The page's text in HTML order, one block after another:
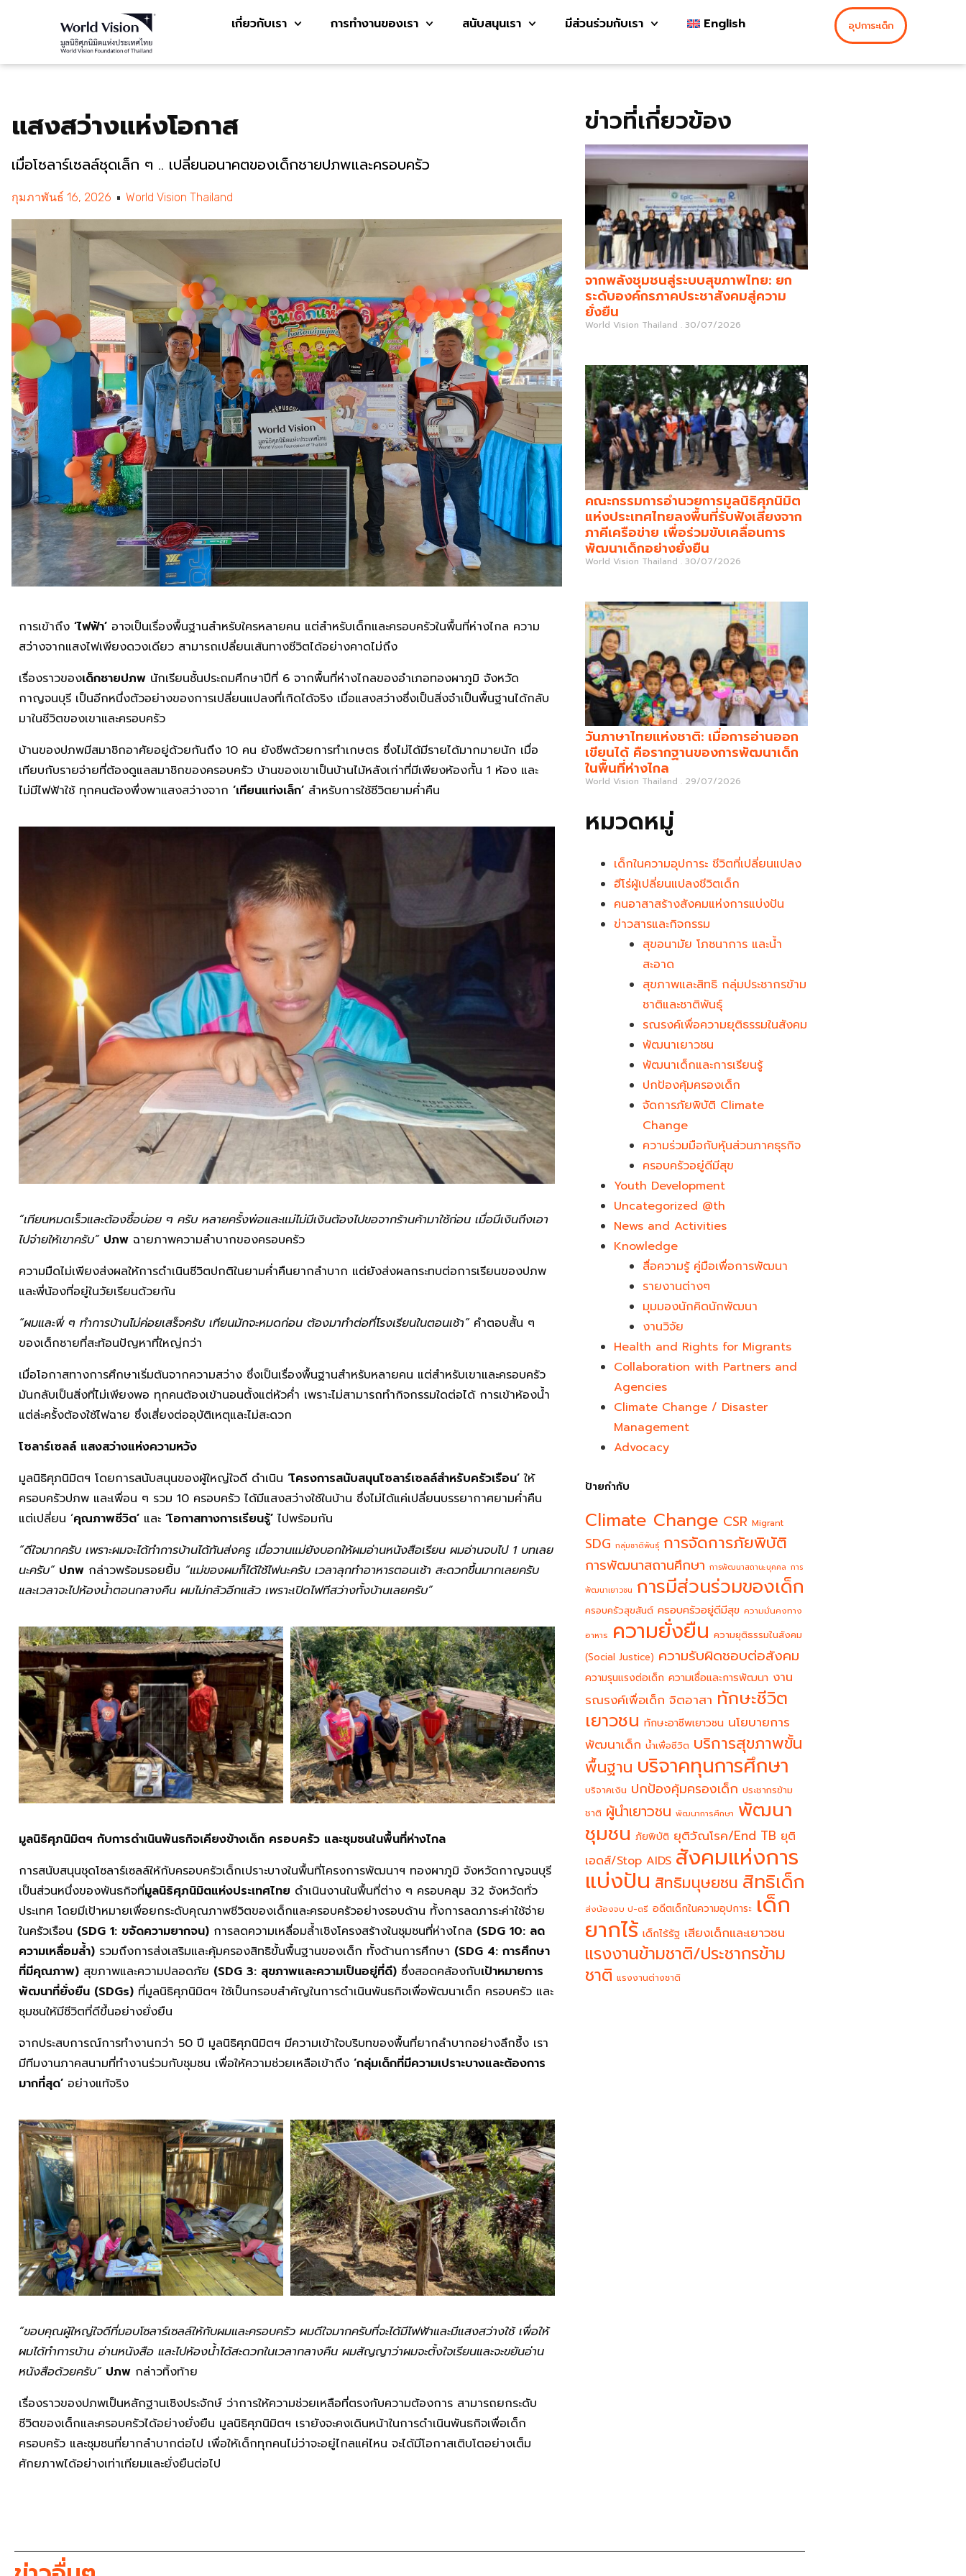
เกี่ยวกับเรา การทำงานของเรา สนับสนุนเรา มีส่วนร่วมกับเรา English อุปการะเด็ก
แสงสว่างแห่งโอกาส
เมื่อโซลาร์เซลล์ชุดเล็ก ๆ .. เปลี่ยนอนาคตของเด็กชายปภพและครอบครัว
กุมภาพันธ์ 16, 2026 World Vision Thailand
การเข้าถึง ‘ไฟฟ้า’ อาจเป็นเรื่องพื้นฐานสำหรับใครหลายคน แต่สำหรับเด็กและครอบครัวในพื้นที่ห่างไกล ความ
สว่างจากแสงไฟเพียงดวงเดียว สามารถเปลี่ยนเส้นทางชีวิตได้อย่างคาดไม่ถึง
เรื่องราวของเด็กชายปภพ นักเรียนชั้นประถมศึกษาปีที่ 6 จากพื้นที่ห่างไกลของอำเภอทองผาภูมิ จังหวัด
กาญจนบุรี เป็นอีกหนึ่งตัวอย่างของการเปลี่ยนแปลงที่เกิดได้จริง เมื่อแสงสว่างซึ่งเป็นสิ่งจำเป็นพื้นฐานได้กลับ
มาในชีวิตของเขาและครอบครัว
บ้านของปภพมีสมาชิกอาศัยอยู่ด้วยกันถึง 10 คน ยังชีพด้วยการทำเกษตร ซึ่งไม่ได้มีรายได้มากมายนัก เมื่อ
เทียบกับรายจ่ายที่ต้องดูแลสมาชิกของครอบครัว บ้านของเขาเป็นบ้านไม้หลังเก่าที่มีเพียงห้องกั้น 1 ห้อง และ
ไม่มีไฟฟ้าใช้ ทุกคนต้องพึ่งพาแสงสว่างจาก ‘เทียนแท่งเล็ก’ สำหรับการใช้ชีวิตยามค่ำคืน
“เทียนหมดเร็วและต้องซื้อบ่อย ๆ ครับ หลายครั้งพ่อและแม่ไม่มีเงินต้องไปขอจากร้านค้ามาใช้ก่อน เมื่อมีเงินถึงเอา
ไปจ่ายให้เขาครับ” ปภพ ฉายภาพความลำบากของครอบครัว
ความมืดไม่เพียงส่งผลให้การดำเนินชีวิตปกติในยามค่ำคืนยากลำบาก แต่ยังส่งผลกระทบต่อการเรียนของปภพ
และพี่น้องที่อยู่ในวัยเรียนด้วยกัน
“ผมและพี่ ๆ ทำการบ้านไม่ค่อยเสร็จครับ เทียนมักจะหมดก่อน ต้องมาทำต่อที่โรงเรียนในตอนเช้า”คำตอบสั้น ๆ
ของเด็กชายที่สะท้อนปัญหาที่ใหญ่กว่า
เมื่อโอกาสทางการศึกษาเริ่มต้นจากความสว่าง ซึ่งเป็นเรื่องพื้นฐานสำหรับหลายคน แต่สำหรับเขาและครอบครัว
มันกลับเป็นสิ่งที่ไม่เพียงพอ ทุกคนต้องเข้านอนตั้งแต่หัวค่ำ เพราะไม่สามารถทำกิจกรรมใดต่อได้ การเข้าห้องน้ำ
แต่ล่ะครั้งต้องใช้ไฟฉาย ซึ่งเสี่ยงต่ออุบัติเหตุและไม่สะดวก
โซลาร์เซลล์ แสงสว่างแห่งความหวัง
มูลนิธิศุภนิมิตฯ โดยการสนับสนุนของผู้ใหญ่ใจดี ดำเนิน ‘โครงการสนับสนุนโซลาร์เซลล์สำหรับครัวเรือน’ ให้
ครอบครัวปภพ และเพื่อน ๆ รวม 10 ครอบครัว ได้มีแสงสว่างใช้ในบ้าน ซึ่งไม่ได้แค่เปลี่ยนบรรยากาศยามค่ำคืน
แต่เปลี่ยน ‘คุณภาพชีวิต’ และ ‘โอกาสทางการเรียนรู้’ ไปพร้อมกัน
“ดีใจมากครับ เพราะผมจะได้ทำการบ้านได้ทันส่งครู เมื่อวานแม่ยังบอกให้ผมอ่านหนังสือเรียน ผมอ่านจบไป 1 บทเลย
นะครับ” ปภพ กล่าวพร้อมรอยยิ้ม “แม่ของผมก็ได้ใช้ไฟนะครับ เวลาลุกทำอาหารตอนเช้า สะดวกขึ้นมากเลยครับ
และเวลาจะไปห้องน้ำตอนกลางคืน ผมไม่กลัวอีกแล้ว เพราะเปิดไฟทีสว่างทั้งบ้านเลยครับ”
มูลนิธิศุภนิมิตฯ กับการดำเนินพันธกิจเคียงข้างเด็ก ครอบครัว และชุมชนในพื้นที่ห่างไกล
การสนับสนุนชุดโซลาร์เซลล์ให้กับครอบครัวเด็กเปราะบางในพื้นที่โครงการพัฒนาฯ ทองผาภูมิ จังหวัดกาญจนบุรี
เป็นส่วนหนึ่งของพันธกิจที่มูลนิธิศุภนิมิตแห่งประเทศไทย ดำเนินงานในพื้นที่ต่าง ๆ ครอบคลุม 32 จังหวัดทั่ว
ประเทศ โดยมีเป้าหมายเพื่อยกระดับคุณภาพชีวิตของเด็กและครอบครัวอย่างรอบด้าน ทั้งการลดภาระค่าใช้จ่าย
ในครัวเรือน (SDG 1: ขจัดความยากจน) การลดความเหลื่อมล้ำเชิงโครงสร้างในชุมชนที่ห่างไกล (SDG 10: ลด
ความเหลื่อมล้ำ) รวมถึงการส่งเสริมและคุ้มครองสิทธิขั้นพื้นฐานของเด็ก ทั้งด้านการศึกษา (SDG 4: การศึกษา
ที่มีคุณภาพ) สุขภาพและความปลอดภัย (SDG 3: สุขภาพและความเป็นอยู่ที่ดี) ซึ่งสอดคล้องกับเป้าหมายการ
พัฒนาที่ยั่งยืน (SDGs) ที่มูลนิธิศุภนิมิตฯ ใช้เป็นกรอบสำคัญในการดำเนินพันธกิจเพื่อพัฒนาเด็ก ครอบครัว และ
ชุมชนให้มีชีวิตที่ดีขึ้นอย่างยั่งยืน
จากประสบการณ์การทำงานกว่า 50 ปี มูลนิธิศุภนิมิตฯ มีความเข้าใจบริบทของพื้นที่ยากลำบากอย่างลึกซึ้ง เรา
มีทีมงานภาคสนามที่ทำงานร่วมกับชุมชน เพื่อให้ความช่วยเหลือเข้าถึง ‘กลุ่มเด็กที่มีความเปราะบางและต้องการ
มากที่สุด’ อย่างแท้จริง
“ขอบคุณผู้ใหญ่ใจดีที่มอบโซลาร์เซลล์ให้กับผมและครอบครัว ผมดีใจมากครับที่จะได้มีไฟฟ้าและมีแสงสว่างใช้ เพื่อให้
ผมได้ทำการบ้าน อ่านหนังสือ และไปห้องน้ำได้สะดวกในเวลากลางคืน ผมสัญญาว่าผมจะตั้งใจเรียนและจะขยันอ่าน
หนังสือด้วยครับ” ปภพ กล่าวทิ้งท้าย
เรื่องราวของปภพเป็นหลักฐานเชิงประจักษ์ ว่าการให้ความช่วยเหลือที่ตรงกับความต้องการ สามารถยกระดับ
ชีวิตของเด็กและครอบครัวได้อย่างยั่งยืน มูลนิธิศุภนิมิตฯ เรายังจะคงเดินหน้าในการดำเนินพันธกิจเพื่อเด็ก
ครอบครัว และชุมชนที่ยากลำบากต่อไป เพื่อให้เด็กทุกคนไม่ว่าจะอยู่ไกลแค่ไหน จะได้มีโอกาสเติบโตอย่างเต็ม
ศักยภาพได้อย่างเท่าเทียมและยั่งยืนต่อไป
ข่าวที่เกี่ยวข้อง
จากพลังชุมชนสู่ระบบสุขภาพไทย: ยก
ระดับองค์กรภาคประชาสังคมสู่ความ
ยั่งยืน
World Vision Thailand 30/07/2026
คณะกรรมการอำนวยการมูลนิธิศุภนิมิต
แห่งประเทศไทยลงพื้นที่รับฟังเสียงจาก
ภาคีเครือข่าย เพื่อร่วมขับเคลื่อนการ
พัฒนาเด็กอย่างยั่งยืน
World Vision Thailand 30/07/2026
วันภาษาไทยแห่งชาติ: เมื่อการอ่านออก
เขียนได้ คือรากฐานของการพัฒนาเด็ก
ในพื้นที่ห่างไกล
World Vision Thailand 29/07/2026
หมวดหมู่
เด็กในความอุปการะ ชีวิตที่เปลี่ยนแปลง
ฮีโร่ผู้เปลี่ยนแปลงชีวิตเด็ก
คนอาสาสร้างสังคมแห่งการแบ่งปัน
ข่าวสารและกิจกรรม
สุขอนามัย โภชนาการ และน้ำ
สะอาด
สุขภาพและสิทธิ กลุ่มประชากรข้าม
ชาติและชาติพันธุ์
รณรงค์เพื่อความยุติธรรมในสังคม
พัฒนาเยาวชน
พัฒนาเด็กและการเรียนรู้
ปกป้องคุ้มครองเด็ก
จัดการภัยพิบัติ Climate
Change
ความร่วมมือกับหุ้นส่วนภาคธุรกิจ
ครอบครัวอยู่ดีมีสุข
Youth Development​
Uncategorized @th
News and Activities
Knowledge
สื่อความรู้ คู่มือเพื่อการพัฒนา
รายงานต่างๆ
มุมมองนักคิดนักพัฒนา
งานวิจัย
Health and Rights for Migrants
Collaboration with Partners and
Agencies
Climate Change / Disaster
Management
Advocacy
ป้ายกำกับ
Climate Change CSR Migrant
SDG กลุ่มชาติพันธุ์ การจัดการภัยพิบัติ
การพัฒนาสถานศึกษา การพัฒนาสถานะบุคคล การ
พัฒนาเยาวชน การมีส่วนร่วมของเด็ก
ครอบครัวสุขสันต์ ครอบครัวอยู่ดีมีสุข ความมั่นคงทาง
อาหาร ความยั่งยืน ความยุติธรรมในสังคม
(Social Justice) ความรับผิดชอบต่อสังคม
ความรุนแรงต่อเด็ก ความเชื่อและการพัฒนา งาน
รณรงค์เพื่อเด็ก จิตอาสา ทักษะชีวิต
เยาวชน ทักษะอาชีพเยาวชน นโยบายการ
พัฒนาเด็ก น้ำเพื่อชีวิต บริการสุขภาพขั้น
พื้นฐาน บริจาคทุนการศึกษา
บริจาคเงิน ปกป้องคุ้มครองเด็ก ประชากรข้าม
ชาติ ผู้นำเยาวชน พัฒนาการศึกษา พัฒนา
ชุมชน ภัยพิบัติ ยุติวัณโรค/End TB ยุติ
เอดส์/Stop AIDS สังคมแห่งการ
แบ่งปัน สิทธิมนุษยชน สิทธิเด็ก
ส่งน้องจบ ป-ตรี อดีตเด็กในความอุปการะ เด็ก
ยากไร้ เด็กไร้รัฐ เสียงเด็กและเยาวชน
แรงงานข้ามชาติ/ประชากรข้าม
ชาติ แรงงานต่างชาติ